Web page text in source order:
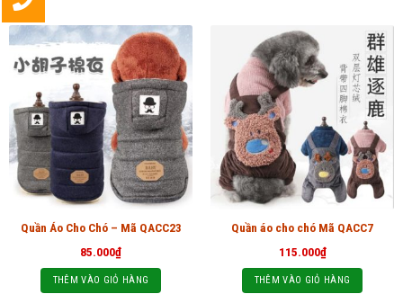
Quần Áo Cho Chó – Mã QACC23
85.000₫
THÊM VÀO GIỎ HÀNG
Quần áo cho chó Mã QACC7
115.000₫
THÊM VÀO GIỎ HÀNG